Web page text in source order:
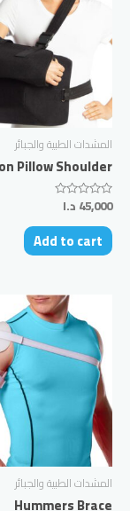
المشدات الطبية والجبائر
Pillow Shoulder
Rated
out
of
5
45,000 د.ا
Add to cart
المشدات الطبية والجبائر
Hummers Brace